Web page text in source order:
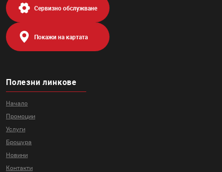
Полезни линкове
Начало
Промоции
Услуги
Брошура
Новини
Контакти
Сервизно обслужване
Покажи на картата